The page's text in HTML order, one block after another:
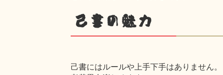
己書の魅力
己書にはルールや上手下手はありません。